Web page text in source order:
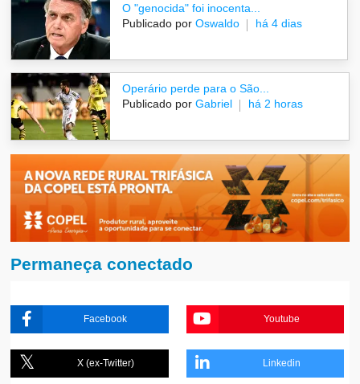
O "genocida" foi inocenta...
Publicado por Oswaldo há 4 dias
Operário perde para o São...
Publicado por Gabriel há 2 horas
Permaneça conectado
Facebook Youtube
X (ex-Twitter) Linkedin